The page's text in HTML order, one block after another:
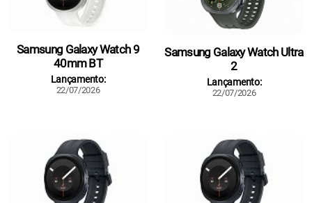
Samsung Galaxy Watch 9
40mm BT
Lançamento:
22/07/2026
Samsung Galaxy Watch Ultra
2
Lançamento:
22/07/2026